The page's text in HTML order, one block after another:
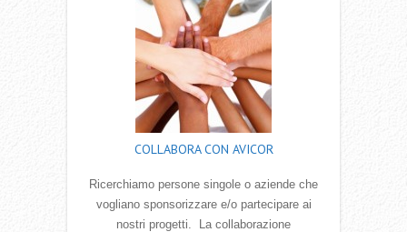
COLLABORA CON AVICOR
Ricerchiamo persone singole o aziende che
vogliano sponsorizzare e/o partecipare ai
nostri progetti. La collaborazione